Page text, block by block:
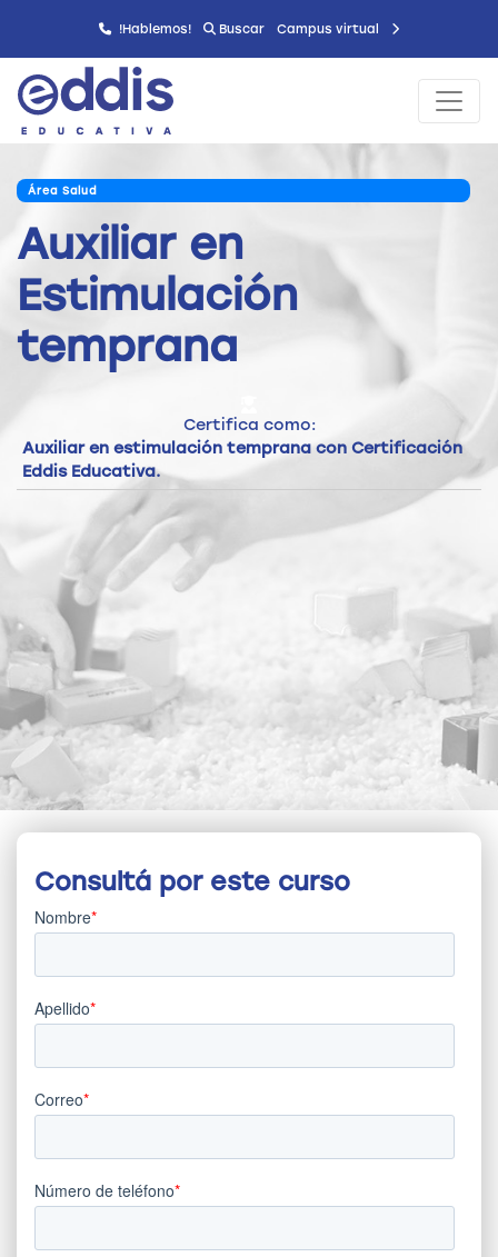
!Hablemos! Buscar Campus virtual
Área Salud
Auxiliar en
Estimulación
temprana
Certifica como:
Auxiliar en estimulación temprana con Certificación
Eddis Educativa.
Consultá por este curso